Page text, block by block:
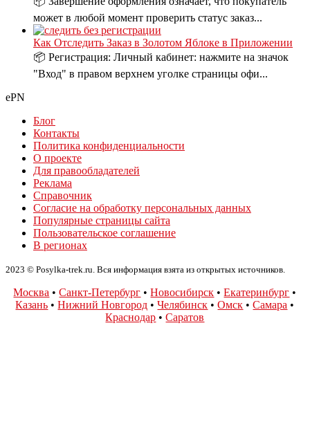
может в любой момент проверить статус заказ...
Как Отследить Заказ в Золотом Яблоке в Приложении
📦 Регистрация: Личный кабинет: нажмите на значок
"Вход" в правом верхнем уголке страницы офи...
ePN
Блог
Контакты
Политика конфиденциальности
О проекте
Для правообладателей
Реклама
Справочник
Согласие на обработку персональных данных
Популярные страницы сайта
Пользовательское соглашение
В регионах
2023 © Posylka-trek.ru. Вся информация взята из открытых источников.
Москва •Санкт-Петербург •Новосибирск •Екатеринбург •
Казань •Нижний Новгород •Челябинск •Омск •Самара •
Краснодар •Саратов